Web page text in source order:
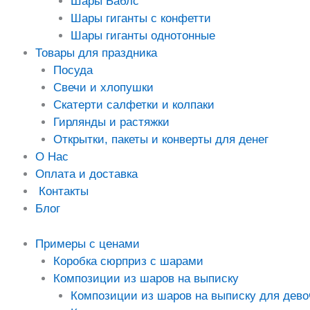
Шары гиганты с конфетти
Шары гиганты однотонные
Товары для праздника
Посуда
Свечи и хлопушки
Скатерти салфетки и колпаки
Гирлянды и растяжки
Открытки, пакеты и конверты для денег
О Нас
Оплата и доставка
Контакты
Блог
Примеры с ценами
Коробка сюрприз с шарами
Композиции из шаров на выписку
Композиции из шаров на выписку для